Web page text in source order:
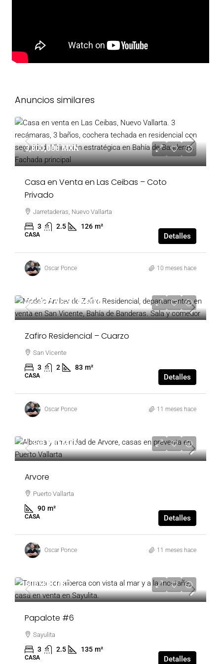
Anuncios similares
3,800,000 MXN
Casa en Venta en Las Ceibas – Coto
Privado
Jarretaderas, Nuevo Vallarta
3 2.5 126 m²
CASA Detalles
Oscar Ponce 10 meses hace
Desde1,982,035 MXN
Zafiro Residencial – Cuarzo
San Vicente
3 2 83 m²
CASA Detalles
Oscar Ponce 11 meses hace
1,350,000 MXN
Arvore
Puerto Vallarta
90 m²
CASA Detalles
Oscar Ponce 11 meses hace
500,000 USD
Papalote #6
Sayulita
3 2.5 135 m²
CASA Detalles